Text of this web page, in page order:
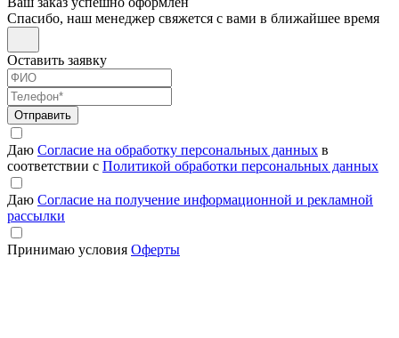
Спасибо, наш менеджер свяжется с вами в ближайшее время
Оставить заявку
Отправить
Даю Согласие на обработку персональных данных в
соответствии с Политикой обработки персональных данных
Даю Согласие на получение информационной и рекламной
рассылки
Принимаю условия Оферты